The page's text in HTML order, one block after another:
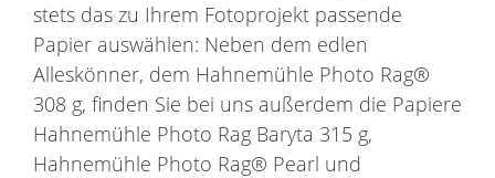
stets das zu Ihrem Fotoprojekt passende
Papier auswählen: Neben dem edlen
Alleskönner, dem Hahnemühle Photo Rag®
308 g, finden Sie bei uns außerdem die Papiere
Hahnemühle Photo Rag Baryta 315 g,
Hahnemühle Photo Rag® Pearl und